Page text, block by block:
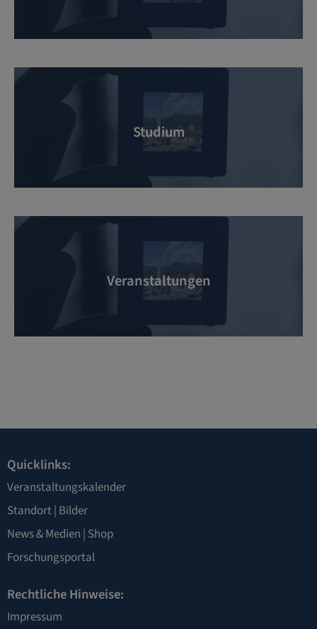
Studium
Veranstaltungen
Quicklinks:
Veranstaltungskalender
Standort| Bilder
News & Medien | Shop
Forschungsportal
Rechtliche Hinweise:
Impressum